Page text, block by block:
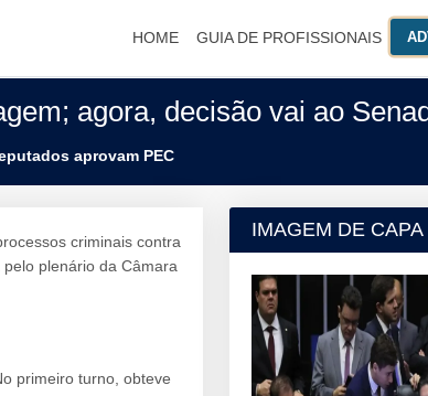
HOME GUIA DE PROFISSIONAIS
agora, decisão vai ao
aprovam PEC
criminais contra
plenário da Câmara
primeiro turno, obteve
IMAGEM DE CAPA